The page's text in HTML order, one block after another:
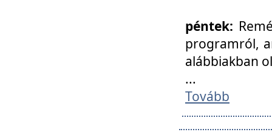
péntek:
programról,
alábbiakban
...
Tovább